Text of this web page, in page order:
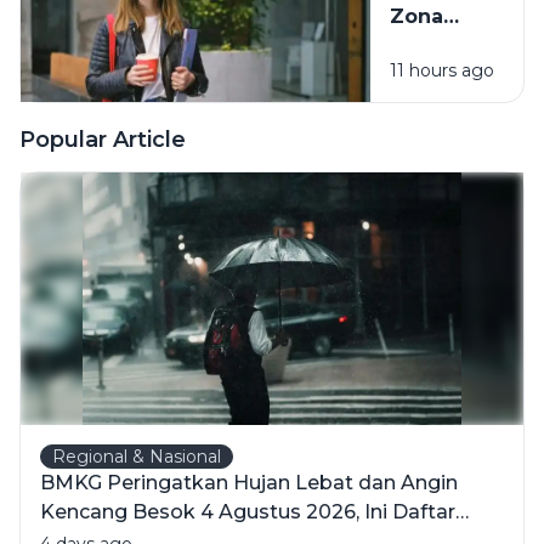
Diri Sendiri
Zona
Tanpa Harus
Memaksakan
11 hours ago
Popular Article
Regional & Nasional
BMKG Peringatkan Hujan Lebat dan Angin
Kencang Besok 4 Agustus 2026, Ini Daftar